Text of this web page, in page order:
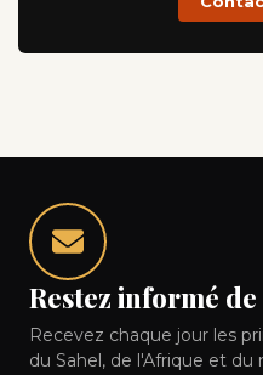
Restez informé
Recevez chaque jour les
du Sahel, de l'Afrique et